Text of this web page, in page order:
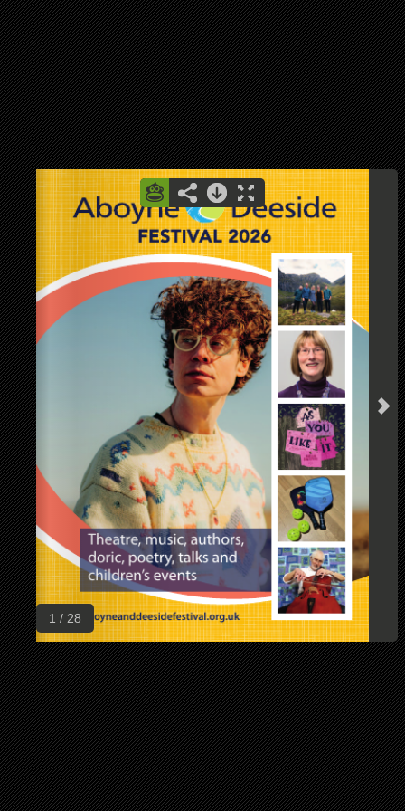
1 / 28